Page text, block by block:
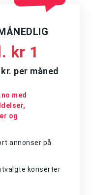
kr 1
per måned
med
og
annonser på
konserter